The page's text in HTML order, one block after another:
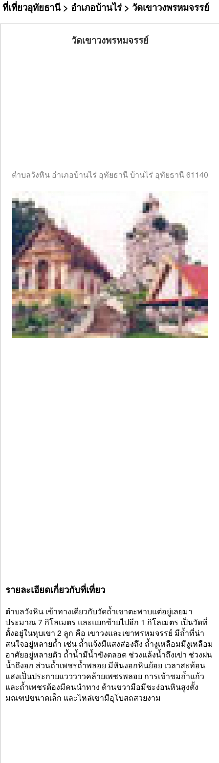
ที่เที่ยวอุทัยธานี > อำเภอบ้านไร่> วัดเขาวงพรหมจรรย์
วัดเขาวงพรหมจรรย์
ตำบลวังหิน อำเภอบ้านไร่ อุทัยธานี บ้านไร่ อุทัยธานี 61140
รายละเอียดเกี่ยวกับที่เที่ยว
ตำบลวังหิน เข้าทางเดียวกับวัดถ้ำเขาตะพาบแต่อยู่เลยมา
ประมาณ 7 กิโลเมตร และแยกซ้ายไปอีก 1 กิโลเมตร เป็นวัดที่
ตั้งอยู่ในหุบเขา 2 ลูก คือ เขาวงและเขาพรหมจรรย์ มีถ้ำที่น่า
สนใจอยู่หลายถ้ำ เช่น ถ้ำแจ้งมีแสงส่องถึง ถ้ำงูเหลือมมีงูเหลือม
อาศัยอยู่หลายตัว ถ้ำน้ำมีน้ำขังตลอด ช่วงแล้งน้ำถึงเข่า ช่วงฝน
น้ำถึงอก ส่วนถ้ำเพชรถ้ำพลอย มีหินงอกหินย้อย เวลาสะท้อน
แสงเป็นประกายแวววาวคล้ายเพชรพลอย การเข้าชมถ้ำแก้ว
และถ้ำเพชรต้องมีคนนำทาง ด้านขวามือมีชะง่อนหินสูงตั้ง
มณฑปขนาดเล็ก และไหล่เขามีอุโบสถสวยงาม